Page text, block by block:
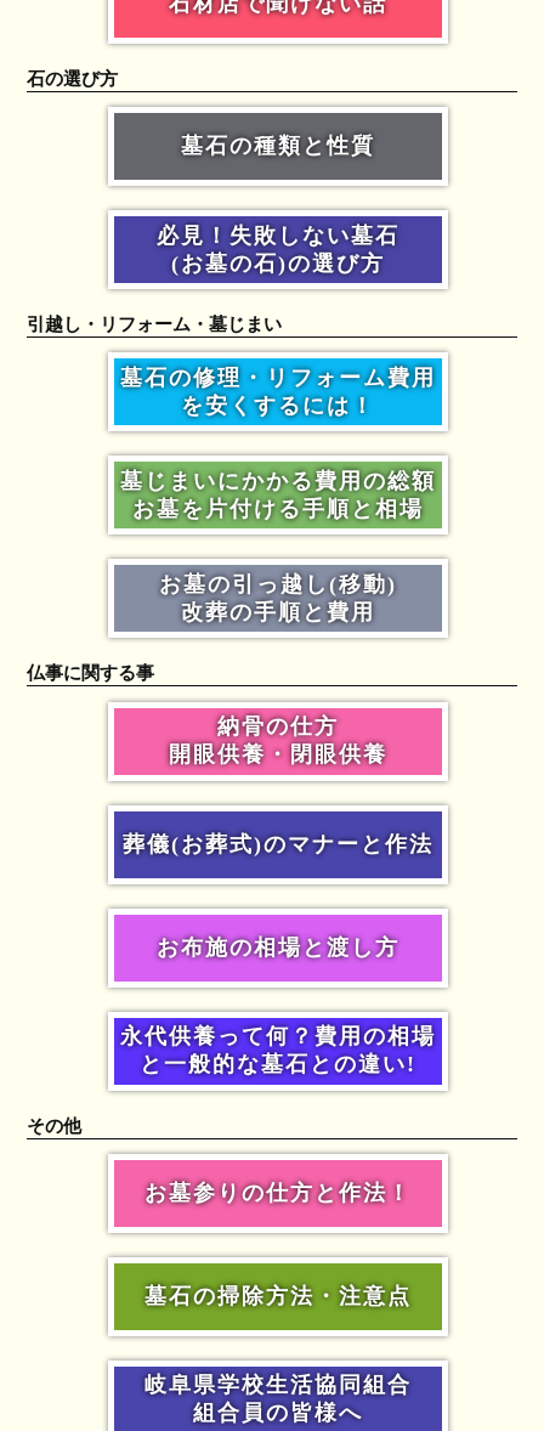
石の選び方
墓石の種類と性質
必見！失敗しない墓石
(お墓の石)の選び方
引越し・リフォーム・墓じまい
墓石の修理・リフォーム費用
を安くするには！
墓じまいにかかる費用の総額
お墓を片付ける手順と相場
お墓の引っ越し(移動)
改葬の手順と費用
仏事に関する事
納骨の仕方
開眼供養・閉眼供養
葬儀(お葬式)のマナーと作法
お布施の相場と渡し方
永代供養って何？費用の相場
と一般的な墓石との違い!
その他
お墓参りの仕方と作法！
墓石の掃除方法・注意点
岐阜県学校生活協同組合
組合員の皆様へ